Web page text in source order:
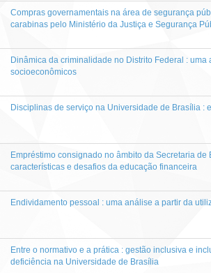
Compras governamentais na área de segurança
carabinas pelo Ministério da Justiça e Segurança
Dinâmica da criminalidade no Distrito Federal :
socioeconômicos
Disciplinas de serviço na Universidade de Brasília :
Empréstimo consignado no âmbito da Secretaria
características e desafios da educação financeira
Endividamento pessoal : uma análise a partir da
Entre o normativo e a prática : gestão inclusiva e
deficiência na Universidade de Brasília